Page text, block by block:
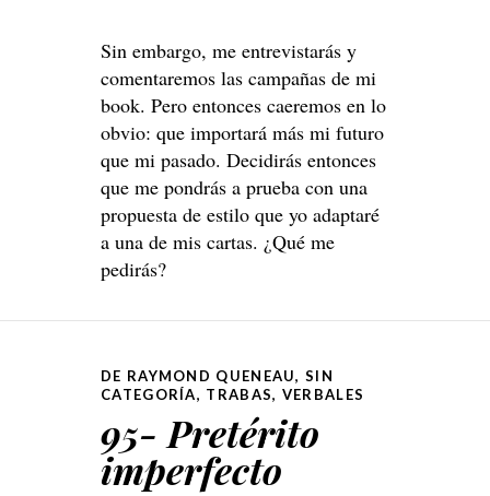
Sin embargo, me entrevistarás y
comentaremos las campañas de mi
book. Pero entonces caeremos en lo
obvio: que importará más mi futuro
que mi pasado. Decidirás entonces
que me pondrás a prueba con una
propuesta de estilo que yo adaptaré
a una de mis cartas. ¿Qué me
pedirás?
DE RAYMOND QUENEAU,SIN
CATEGORÍA, TRABAS, VERBALES
95- Pretérito
imperfecto